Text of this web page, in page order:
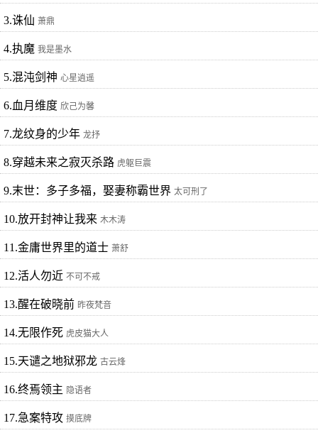
3.诛仙 萧鼎
4.执魔 我是墨水
5.混沌剑神 心星逍遥
6.血月维度 欣己为馨
7.龙纹身的少年 龙抒
8.穿越未来之寂灭杀路 虎躯巨震
9.末世：多子多福，娶妻称霸世界 太可刑了
10.放开封神让我来 木木涛
11.金庸世界里的道士 萧舒
12.活人勿近 不可不戒
13.醒在破晓前 昨夜梵音
14.无限作死 虎皮猫大人
15.天谴之地狱邪龙 古云烽
16.终焉领主 隐语者
17.急案特攻 摸底牌